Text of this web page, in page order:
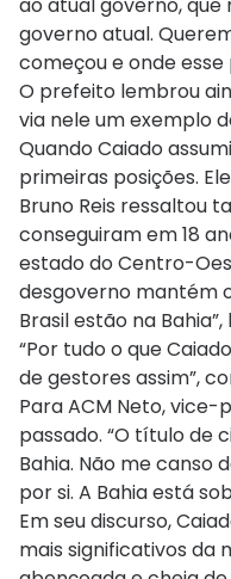
ao atual governo,
governo atual.
começou e onde
O prefeito lembrou
via nele um exemplo
Quando Caiado
primeiras posições.
Bruno Reis ressaltou
conseguiram em 18
estado do Centro-
desgoverno mantém
Brasil estão na
“Por tudo o que
de gestores assim”,
Para ACM Neto,
passado. “O título de
Bahia. Não me canso
por si. A Bahia está
Em seu discurso,
mais significativos da